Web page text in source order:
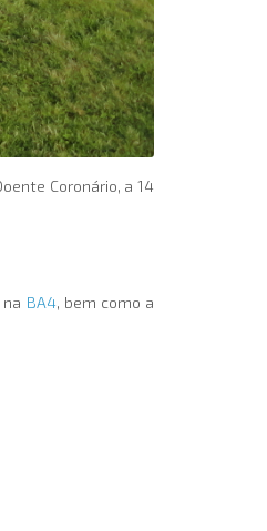
Coronário, a 14
BA4, bem como a